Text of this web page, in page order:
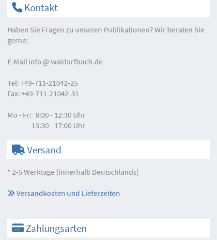
Kontakt
Haben Sie Fragen zu unseren Publikationen? Wir beraten Sie
gerne:
E-Mail info waldorfbuch.de
Tel: +49-711-21042-25
Fax: +49-711-21042-31
Mo - Fr: 8:00 - 12:30 Uhr
13:30 - 17:00 Uhr
Versand
* 2-5 Werktage (innerhalb Deutschlands)
Versandkosten und Lieferzeiten
Zahlungsarten